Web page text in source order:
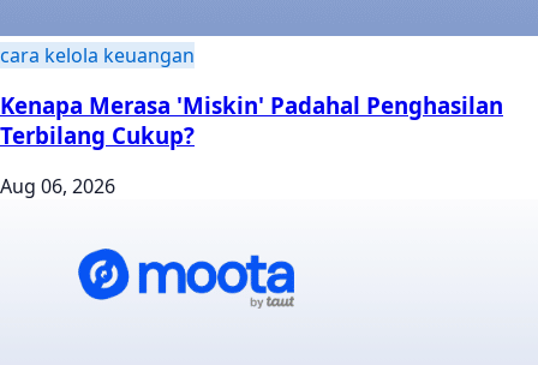
cara kelola keuangan
Kenapa Merasa 'Miskin' Padahal Penghasilan
Terbilang Cukup?
Aug 06, 2026